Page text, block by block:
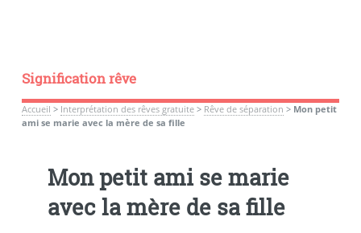
Signification rêve
Accueil > Interprétation des rêves gratuite> Rêve de séparation > Mon petit
ami se marie avec la mère de sa fille
Mon petit ami se marie
avec la mère de sa fille